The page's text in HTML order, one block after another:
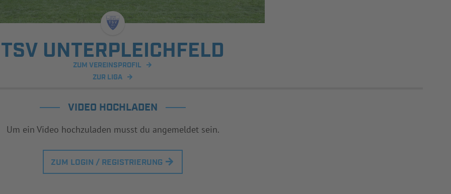
TSV UNTERPLEICHFELD
ZUM VEREINSPROFIL
ZUR LIGA
VIDEO HOCHLADEN
Um ein Video hochzuladen musst du angemeldet sein.
ZUM LOGIN / REGISTRIERUNG